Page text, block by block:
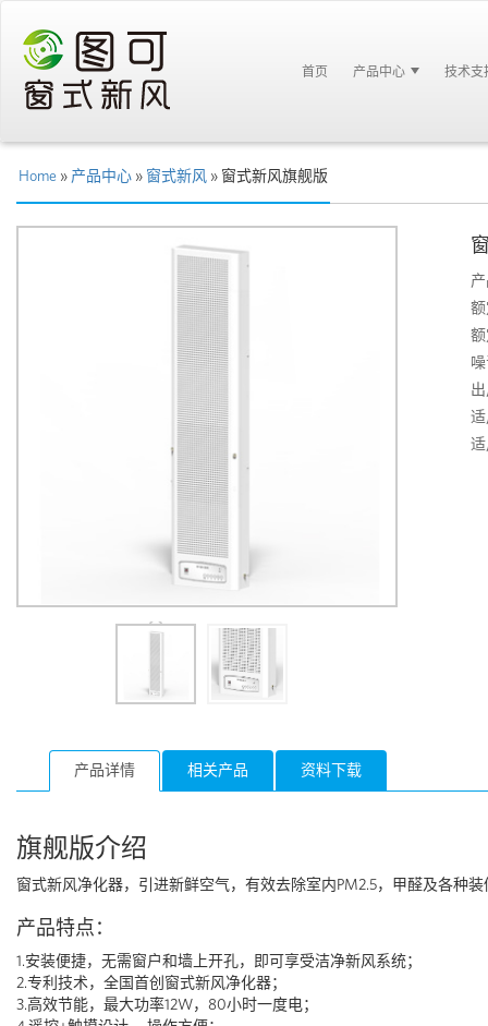
首页 产品中心 技术支
Home » 产品中心 » 窗式新风 » 窗式新风旗舰版
额
额
适
产品详情 相关产品 资料下载
旗舰版介绍
窗式新风净化器，引进新鲜空气，有效去除室内PM2.5，甲醛及各种
产品特点：
1.安装便捷，无需窗户和墙上开孔，即可享受洁净新风系统；
2.专利技术，全国首创窗式新风净化器；
3.高效节能，最大功率12W，80小时一度电；